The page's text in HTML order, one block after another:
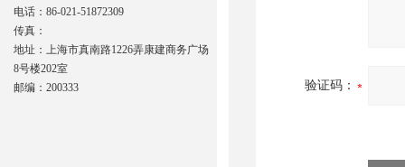
验证码：
电话：86-021-51872309
传真：
地址：上海市真南路1226弄康建商务广场
8号楼202室
邮编：200333